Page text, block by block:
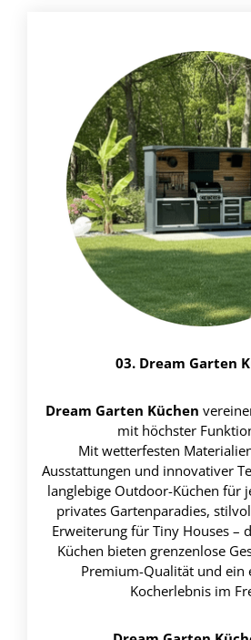
03. Dream Garten
Dream Garten Küchen
mit höchster
Mit wetterfesten
Ausstattungen und innovativer
langlebige Outdoor-Küchen für
privates Gartenparadies,
Erweiterung für Tiny Houses –
Küchen bieten grenzenlose
Premium-Qualität und ein
Kocherlebnis im